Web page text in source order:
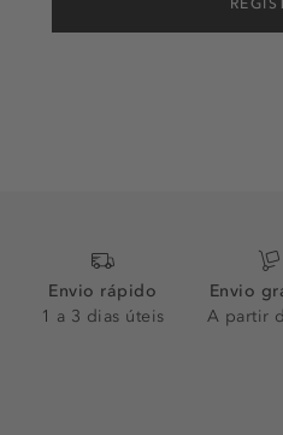
Envio rápido
1 a 3 dias úteis
Envio
A partir